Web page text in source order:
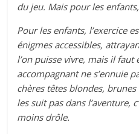
du jeu. Mais pour les
Pour les enfants, l’exercice
énigmes accessibles,
l’on puisse vivre, mais il faut
accompagnant ne s’ennuie
chères têtes blondes,
les suit pas dans l’aventure,
moins drôle.